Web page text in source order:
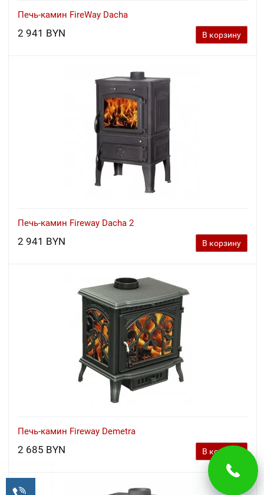
Печь-камин FireWay Dacha
2 941 BYN В корзину
Печь-камин Fireway Dacha 2
2 941 BYN В корзину
Печь-камин Fireway Demetra
2 685 BYN В корзину